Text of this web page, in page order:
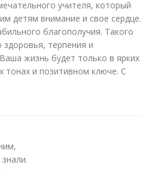
учителя, который
детям внимание и свое сердце.
благополучия. Такого
терпения и
жизнь будет только в ярких
тонах и позитивном ключе. С